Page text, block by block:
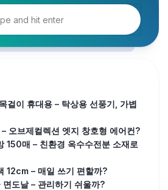
걸이 휴대용 – 탁상용 선풍기, 가볍
오브제컬렉션 엣지 창호형 에어컨?
150매 – 친환경 옥수수전분 소재로
12cm – 매일 쓰기 편할까?
도날 – 관리하기 쉬울까?